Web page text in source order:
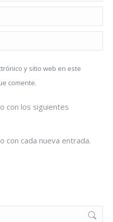
y sitio web en este
comente.
con los siguientes
con cada nueva entrada.